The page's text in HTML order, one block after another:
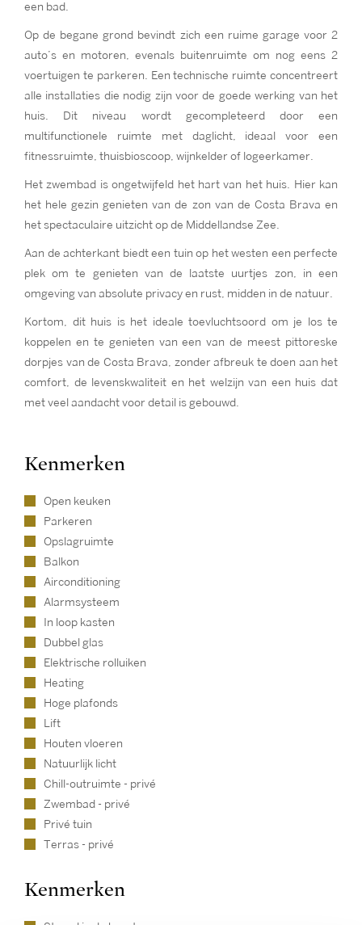
een bad.
Op de begane grond bevindt zich een ruime garage voor 2
auto’s en motoren, evenals buitenruimte om nog eens 2
voertuigen te parkeren. Een technische ruimte concentreert
alle installaties die nodig zijn voor de goede werking van het
huis. Dit niveau wordt gecompleteerd door een
multifunctionele ruimte met daglicht, ideaal voor een
fitnessruimte, thuisbioscoop, wijnkelder of logeerkamer.
Het zwembad is ongetwijfeld het hart van het huis. Hier kan
het hele gezin genieten van de zon van de Costa Brava en
het spectaculaire uitzicht op de Middellandse Zee.
Aan de achterkant biedt een tuin op het westen een perfecte
plek om te genieten van de laatste uurtjes zon, in een
omgeving van absolute privacy en rust, midden in de natuur.
Kortom, dit huis is het ideale toevluchtsoord om je los te
koppelen en te genieten van een van de meest pittoreske
dorpjes van de Costa Brava, zonder afbreuk te doen aan het
comfort, de levenskwaliteit en het welzijn van een huis dat
met veel aandacht voor detail is gebouwd.
Kenmerken
Open keuken
Parkeren
Opslagruimte
Balkon
Airconditioning
Alarmsysteem
In loop kasten
Dubbel glas
Elektrische rolluiken
Heating
Hoge plafonds
Lift
Houten vloeren
Natuurlijk licht
Chill-outruimte - privé
Zwembad - privé
Privé tuin
Terras - privé
Kenmerken